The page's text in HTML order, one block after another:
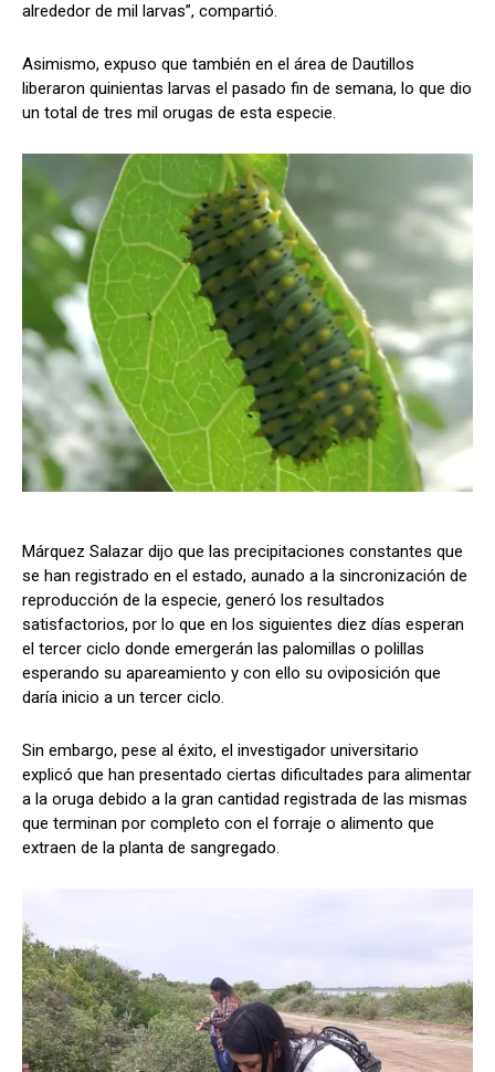
alrededor de mil larvas”, compartió.
Asimismo, expuso que también en el área de Dautillos
liberaron quinientas larvas el pasado fin de semana, lo que dio
un total de tres mil orugas de esta especie.
Márquez Salazar dijo que las precipitaciones constantes que
se han registrado en el estado, aunado a la sincronización de
reproducción de la especie, generó los resultados
satisfactorios, por lo que en los siguientes diez días esperan
el tercer ciclo donde emergerán las palomillas o polillas
esperando su apareamiento y con ello su oviposición que
daría inicio a un tercer ciclo.
Sin embargo, pese al éxito, el investigador universitario
explicó que han presentado ciertas dificultades para alimentar
a la oruga debido a la gran cantidad registrada de las mismas
que terminan por completo con el forraje o alimento que
extraen de la planta de sangregado.